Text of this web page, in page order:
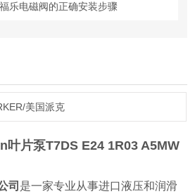
乐电磁阀的正确安装步骤
美国派克
叶片泵T7DS E24 1R03 A5MW
司 是一家专业从事进口液压和润滑